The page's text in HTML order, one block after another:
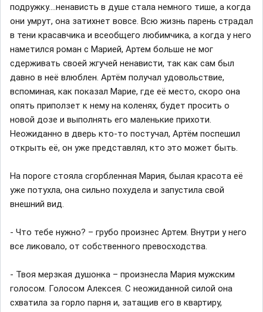
подружку….ненависть в душе стала немного тише, а когда
они умрут, она затихнет вовсе. Всю жизнь парень страдал
в тени красавчика и всеобщего любимчика, а когда у него
наметился роман с Марией, Артем больше не мог
сдерживать своей жгучей ненависти, так как сам был
давно в неё влюблен. Артём получал удовольствие,
вспоминая, как показал Марие, где её место, скоро она
опять приползет к нему на коленях, будет просить о
новой дозе и выполнять его маленькие прихоти.
Неожиданно в дверь кто-то постучал, Артём поспешил
открыть её, он уже представлял, кто это может быть.
На пороге стояла сгорбленная Мария, былая красота её
уже потухла, она сильно похудела и запустила свой
внешний вид.
- Что тебе нужно? – грубо произнес Артем. Внутри у него
все ликовало, от собственного превосходства.
- Твоя мерзкая душонка – произнесла Мария мужским
голосом. Голосом Алексея. С неожиданной силой она
схватила за горло парня и, затащив его в квартиру,